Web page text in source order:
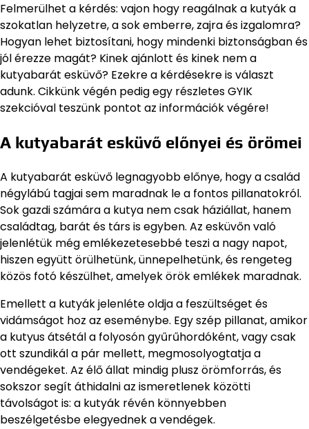
Felmerülhet a kérdés: vajon hogy reagálnak a kutyák a
szokatlan helyzetre, a sok emberre, zajra és izgalomra?
Hogyan lehet biztosítani, hogy mindenki biztonságban és
jól érezze magát? Kinek ajánlott és kinek nem a
kutyabarát esküvő? Ezekre a kérdésekre is választ
adunk. Cikkünk végén pedig egy részletes GYIK
szekcióval teszünk pontot az információk végére!
A kutyabarát esküvő előnyei és örömei
A kutyabarát esküvő legnagyobb előnye, hogy a család
négylábú tagjai sem maradnak le a fontos pillanatokról.
Sok gazdi számára a kutya nem csak háziállat, hanem
családtag, barát és társ is egyben. Az esküvőn való
jelenlétük még emlékezetesebbé teszi a nagy napot,
hiszen együtt örülhetünk, ünnepelhetünk, és rengeteg
közös fotó készülhet, amelyek örök emlékek maradnak.
Emellett a kutyák jelenléte oldja a feszültséget és
vidámságot hoz az eseménybe. Egy szép pillanat, amikor
a kutyus átsétál a folyosón gyűrűhordóként, vagy csak
ott szundikál a pár mellett, megmosolyogtatja a
vendégeket. Az élő állat mindig plusz örömforrás, és
sokszor segít áthidalni az ismeretlenek közötti
távolságot is: a kutyák révén könnyebben
beszélgetésbe elegyednek a vendégek.